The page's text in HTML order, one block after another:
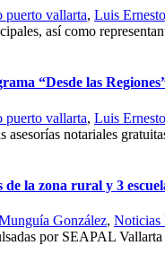
puerto vallarta, Luis
así como
“Desde las
puerto vallarta, Luis
notariales
la zona rural y 3
González, Noticias
por SEAPAL